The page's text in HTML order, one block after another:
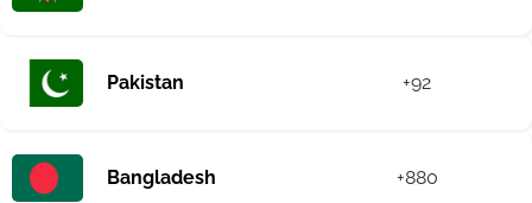
Pakistan +92
Bangladesh +880